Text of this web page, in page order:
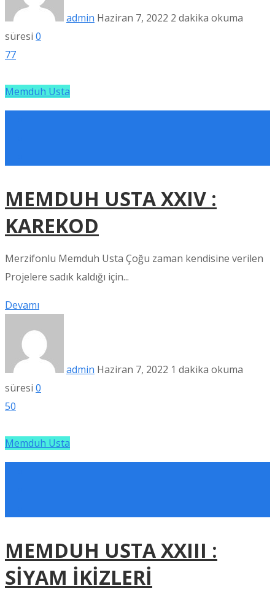
admin Haziran 7, 2022 2 dakika okuma
süresi 0
77
Memduh Usta
MEMDUH USTA XXIV :
KAREKOD
Merzifonlu Memduh Usta Çoğu zaman kendisine verilen
Projelere sadık kaldığı için...
Devamı
admin Haziran 7, 2022 1 dakika okuma
süresi 0
50
Memduh Usta
MEMDUH USTA XXIII :
SİYAM İKİZLERİ